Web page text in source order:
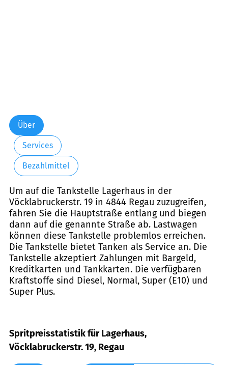
Über
Services
Bezahlmittel
Um auf die Tankstelle Lagerhaus in der
Vöcklabruckerstr. 19 in 4844 Regau zuzugreifen,
fahren Sie die Hauptstraße entlang und biegen
dann auf die genannte Straße ab. Lastwagen
können diese Tankstelle problemlos erreichen.
Die Tankstelle bietet Tanken als Service an. Die
Tankstelle akzeptiert Zahlungen mit Bargeld,
Kreditkarten und Tankkarten. Die verfügbaren
Kraftstoffe sind Diesel, Normal, Super (E10) und
Super Plus.
Spritpreisstatistik für Lagerhaus,
Vöcklabruckerstr. 19, Regau